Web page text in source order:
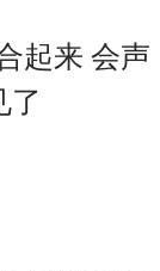
起来 会声
了